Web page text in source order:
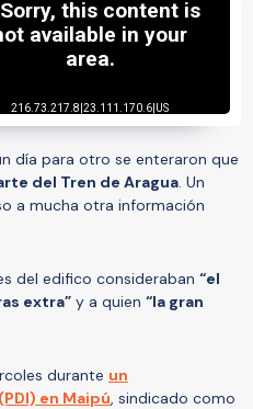
día para otro se enteraron que
del Tren de Aragua. Un
a mucha otra información
del edifico consideraban “el
extra” y a quien “la gran
durante un
en Maipú, sindicado como